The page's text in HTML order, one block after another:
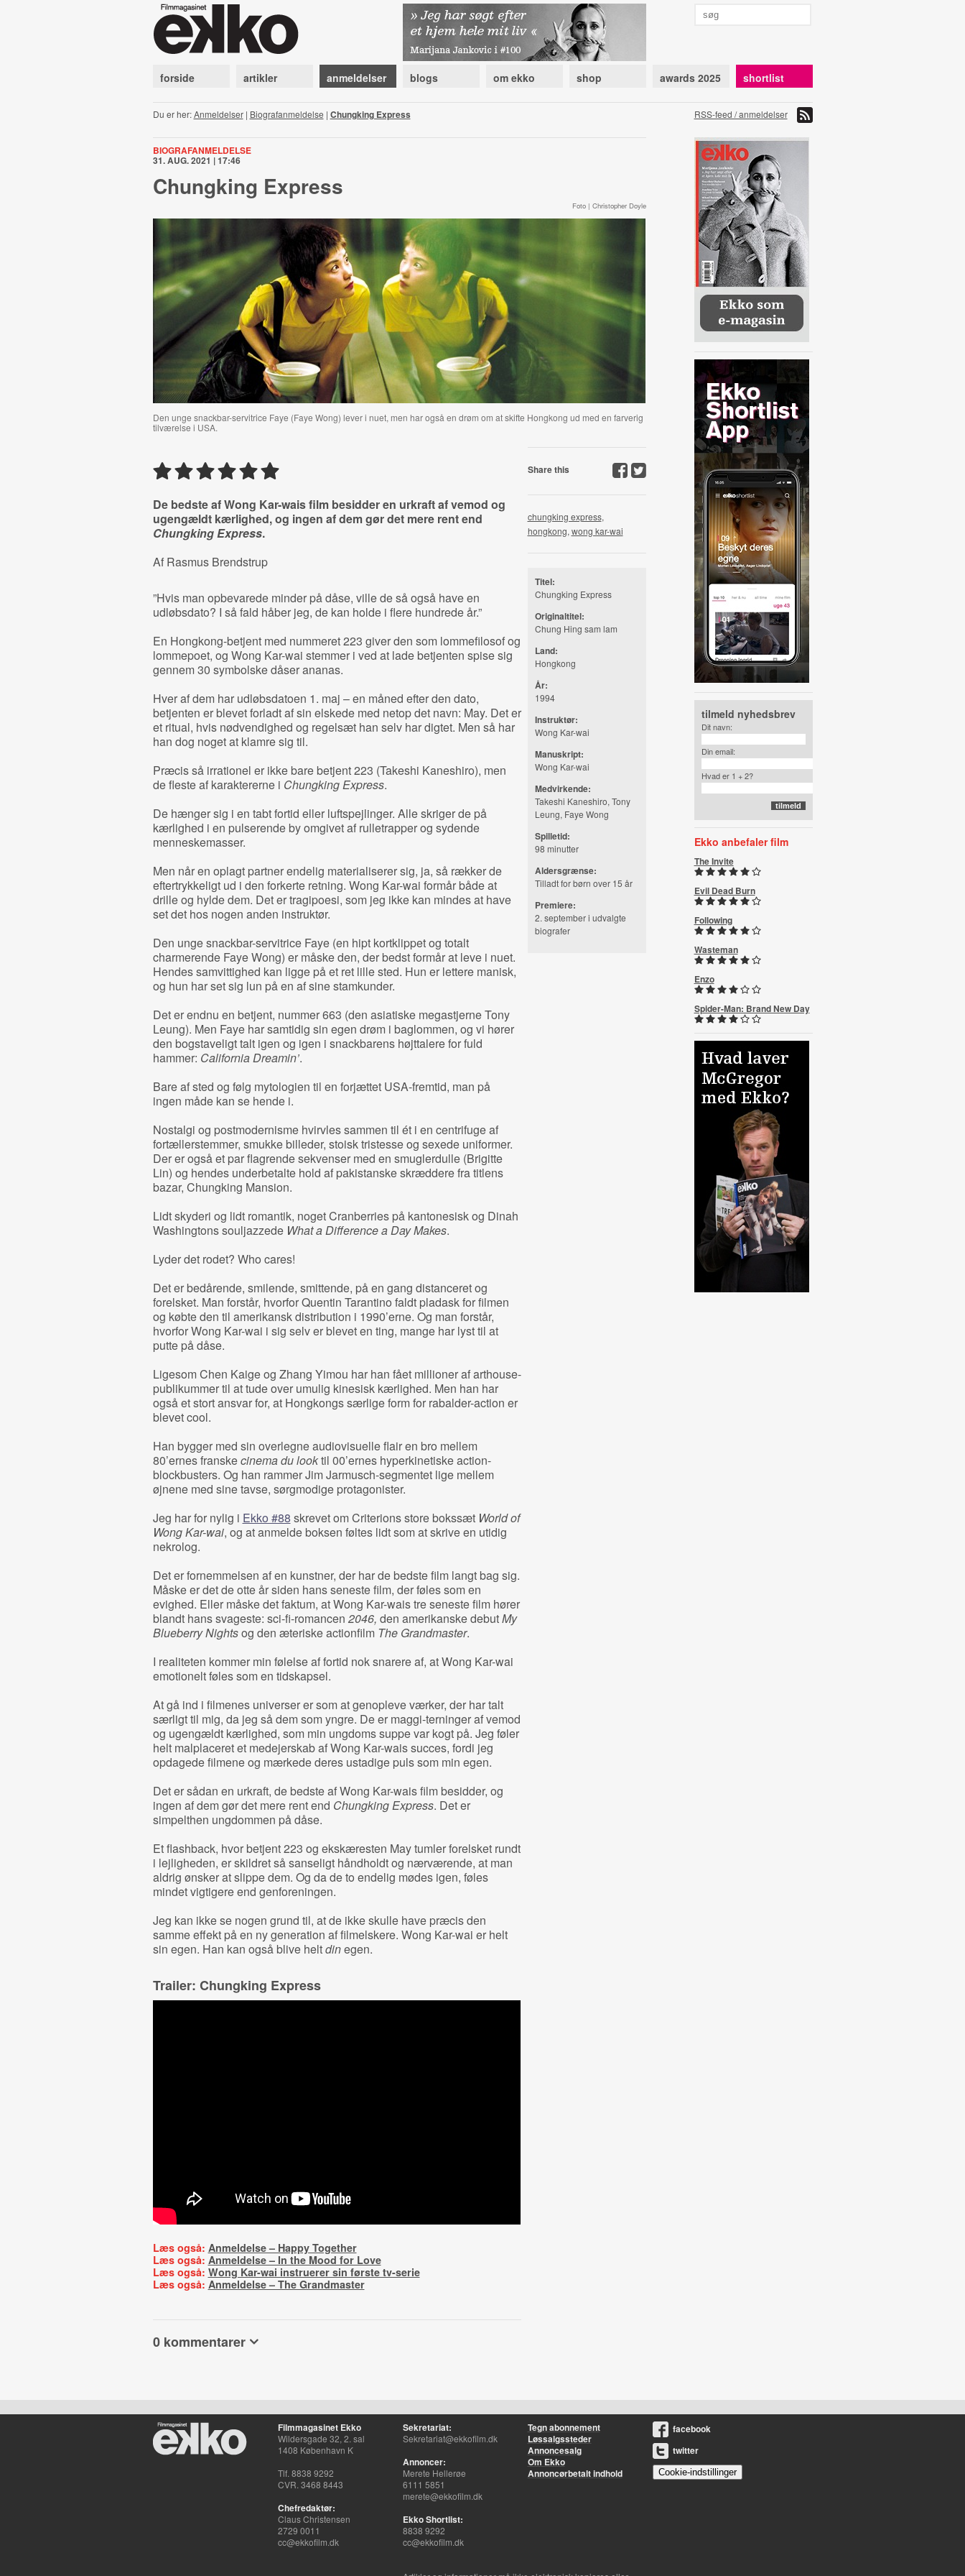
forside artikler anmeldelser blogs om ekko shop awards 2025 shortlist
Du er her:Anmeldelser| Biografanmeldelse | Chungking Express RSS-feed / anmeldelser
BIOGRAFANMELDELSE
31. AUG. 2021 | 17:46
Chungking Express
Foto | Christopher Doyle
Den unge snackbar-servitrice Faye (Faye Wong) lever i nuet, men har også en drøm om at skifte Hongkong ud med en farverig
tilværelse i USA.
De bedste af Wong Kar-wais film besidder en urkraft af vemod og
ugengældt kærlighed, og ingen af dem gør det mere rent end
Chungking Express.
Af Rasmus Brendstrup
”Hvis man opbevarede minder på dåse, ville de så også have en
udløbsdato? I så fald håber jeg, de kan holde i flere hundrede år.”
En Hongkong-betjent med nummeret 223 giver den som lommefilosof og
lommepoet, og Wong Kar-wai stemmer i ved at lade betjenten spise sig
gennem 30 symbolske dåser ananas.
Hver af dem har udløbsdatoen 1. maj – en måned efter den dato,
betjenten er blevet forladt af sin elskede med netop det navn: May. Det er
et ritual, hvis nødvendighed og regelsæt han selv har digtet. Men så har
han dog noget at klamre sig til.
Præcis så irrationel er ikke bare betjent 223 (Takeshi Kaneshiro), men
de fleste af karaktererne i Chungking Express.
De hænger sig i en tabt fortid eller luftspejlinger. Alle skriger de på
kærlighed i en pulserende by omgivet af rulletrapper og sydende
menneskemasser.
Men når en oplagt partner endelig materialiserer sig, ja, så rækker de
eftertrykkeligt ud i den forkerte retning. Wong Kar-wai formår både at
drille og hylde dem. Det er tragipoesi, som jeg ikke kan mindes at have
set det hos nogen anden instruktør.
Den unge snackbar-servitrice Faye (en hipt kortklippet og totalt
charmerende Faye Wong) er måske den, der bedst formår at leve i nuet.
Hendes samvittighed kan ligge på et ret lille sted. Hun er lettere manisk,
og hun har set sig lun på en af sine stamkunder.
Det er endnu en betjent, nummer 663 (den asiatiske megastjerne Tony
Leung). Men Faye har samtidig sin egen drøm i baglommen, og vi hører
den bogstaveligt talt igen og igen i snackbarens højttalere for fuld
hammer: California Dreamin’.
Bare af sted og følg mytologien til en forjættet USA-fremtid, man på
ingen måde kan se hende i.
Nostalgi og postmodernisme hvirvles sammen til ét i en centrifuge af
fortællerstemmer, smukke billeder, stoisk tristesse og sexede uniformer.
Der er også et par flagrende sekvenser med en smuglerdulle (Brigitte
Lin) og hendes underbetalte hold af pakistanske skræddere fra titlens
bazar, Chungking Mansion.
Lidt skyderi og lidt romantik, noget Cranberries på kantonesisk og Dinah
Washingtons souljazzede What a Difference a Day Makes.
Lyder det rodet? Who cares!
Det er bedårende, smilende, smittende, på en gang distanceret og
forelsket. Man forstår, hvorfor Quentin Tarantino faldt pladask for filmen
og købte den til amerikansk distribution i 1990’erne. Og man forstår,
hvorfor Wong Kar-wai i sig selv er blevet en ting, mange har lyst til at
putte på dåse.
Ligesom Chen Kaige og Zhang Yimou har han fået millioner af arthouse-
publikummer til at tude over umulig kinesisk kærlighed. Men han har
også et stort ansvar for, at Hongkongs særlige form for rabalder-action er
blevet cool.
Han bygger med sin overlegne audiovisuelle flair en bro mellem
80’ernes franskecinema du looktil 00’ernes hyperkinetiske action-
blockbusters. Og han rammer Jim Jarmusch-segmentet lige mellem
øjnene med sine tavse, sørgmodige protagonister.
Jeg har for nylig i Ekko #88 skrevet om Criterions store bokssæt World of
Wong Kar-wai, og at anmelde boksen føltes lidt som at skrive en utidig
nekrolog.
Det er fornemmelsen af en kunstner, der har de bedste film langt bag sig.
Måske er det de otte år siden hans seneste film, der føles som en
evighed. Eller måske det faktum, at Wong Kar-wais tre seneste film hører
blandt hans svageste: sci-fi-romancen 2046, den amerikanske debutMy
Blueberry Nightsog den æteriske actionfilm The Grandmaster.
I realiteten kommer min følelse af fortid nok snarere af, at Wong Kar-wai
emotionelt føles som en tidskapsel.
At gå ind i filmenes universer er som at genopleve værker, der har talt
særligt til mig, da jeg så dem som yngre. De er maggi-terninger af vemod
og ugengældt kærlighed, som min ungdoms suppe var kogt på. Jeg føler
helt malplaceret et medejerskab af Wong Kar-wais succes, fordi jeg
opdagede filmene og mærkede deres ustadige puls som min egen.
Det er sådan en urkraft, de bedste af Wong Kar-wais film besidder, og
ingen af dem gør det mere rent end Chungking Express. Det er
simpelthen ungdommen på dåse.
Et flashback, hvor betjent 223 og ekskæresten May tumler forelsket rundt
i lejligheden, er skildret så sanseligt håndholdt og nærværende, at man
aldrig ønsker at slippe dem. Og da de to endelig mødes igen, føles
mindet vigtigere end genforeningen.
Jeg kan ikke se nogen grund til, at de ikke skulle have præcis den
samme effekt på en ny generation af filmelskere. Wong Kar-wai er helt
sin egen. Han kan også blive heltdinegen.
Trailer: Chungking Express
Læs også: Anmeldelse – Happy Together
Læs også: Anmeldelse – In the Mood for Love
Læs også: Wong Kar-wai instruerer sin første tv-serie
Læs også: Anmeldelse – The Grandmaster
0 kommentarer
Share this
chungking express,
hongkong, wong kar-wai
Titel:
Chungking Express
Originaltitel:
Chung Hing sam lam
Land:
Hongkong
År:
1994
Instruktør:
Wong Kar-wai
Manuskript:
Wong Kar-wai
Medvirkende:
Takeshi Kaneshiro, Tony
Leung, Faye Wong
Spilletid:
98 minutter
Aldersgrænse:
Tilladt for børn over 15 år
Premiere:
2. september i udvalgte
biografer
tilmeld nyhedsbrev
Dit navn:
Din email:
Hvad er 1 + 2?
Ekko anbefaler film
The Invite
Evil Dead Burn
Following
Wasteman
Enzo
Spider-Man: Brand New Day
Filmmagasinet Ekko
Wildersgade 32, 2. sal
1408 København K
Tlf. 8838 9292
CVR. 3468 8443
Chefredaktør:
Claus Christensen
2729 0011
cc@ekkofilm.dk
Sekretariat:
Sekretariat@ekkofilm.dk
Annoncer:
Merete Hellerøe
6111 5851
merete@ekkofilm.dk
Ekko Shortlist:
8838 9292
cc@ekkofilm.dk
Tegn abonnement
Løssalgssteder
Annoncesalg
Om Ekko
Annoncørbetalt indhold
facebook
twitter
Cookie-indstillinger